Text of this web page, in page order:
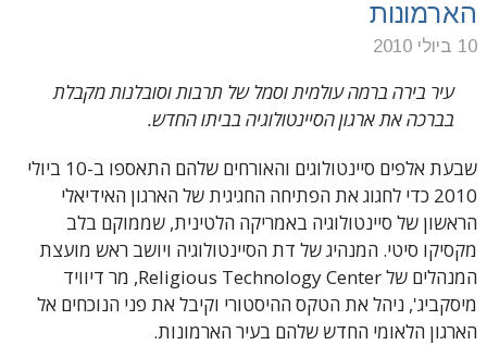
הארמונות
10 ביולי 2010
עיר בירה ברמה עולמית וסמל של תרבות וסובלנות מקבלת
בברכה את ארגון הסיינטולוגיה בביתו החדש.
שבעת אלפים סיינטולוגים והאורחים שלהם התאספו ב-10 ביולי
2010 כדי לחגוג את הפתיחה החגיגית של הארגון האידיאלי
הראשון של סיינטולוגיה באמריקה הלטינית, שממוקם בלב
מקסיקו סיטי. המנהיג של דת הסיינטולוגיה ויושב ראש מועצת
המנהלים של Religious Technology Center, מר דיוויד
מיסקביג', ניהל את הטקס ההיסטורי וקיבל את פני הנוכחים אל
הארגון הלאומי החדש שלהם בעיר הארמונות.